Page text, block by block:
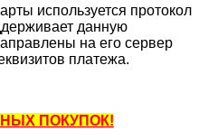
используется протокол
данную
на его сервер
платежа.
ПОКУПОК!